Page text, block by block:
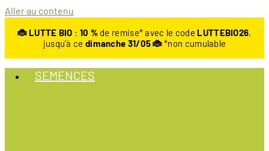
Aller au contenu
🐞 LUTTE BIO : 10 %de remise* avec le code LUTTEBIO26,
jusqu’à ce dimanche 31/05 🐞*non cumulable
SEMENCES